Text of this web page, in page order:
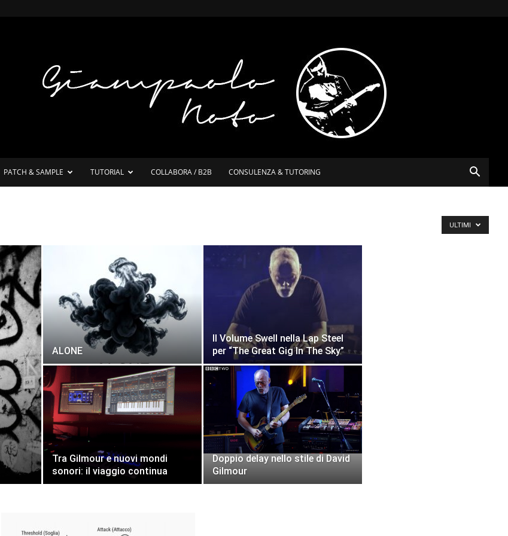
PATCH & SAMPLE TUTORIAL COLLABORA / B2B CONSULENZA & TUTORING
ULTIMI
ALONE
Il Volume Swell nella Lap Steel
per “The Great Gig In The Sky”
Tra Gilmour e nuovi mondi
sonori: il viaggio continua
Doppio delay nello stile di David
Gilmour